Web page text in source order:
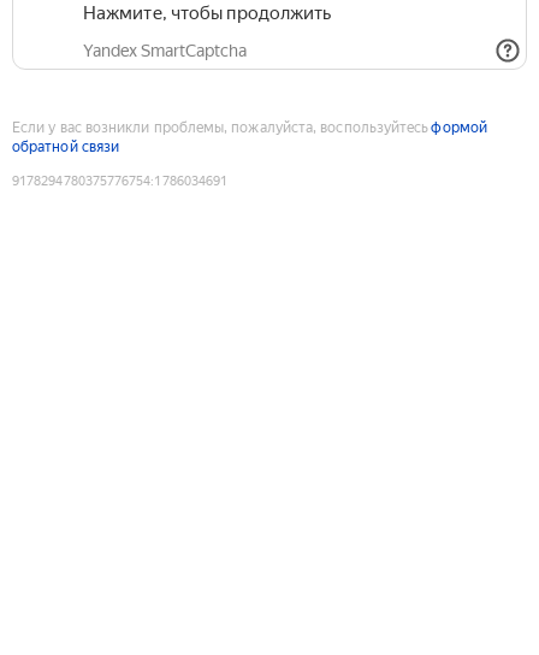
Нажмите, чтобы продолжить
Yandex SmartCaptcha
Если у вас возникли проблемы, пожалуйста, воспользуйтесьформой
обратной связи
9178294780375776754:1786034691